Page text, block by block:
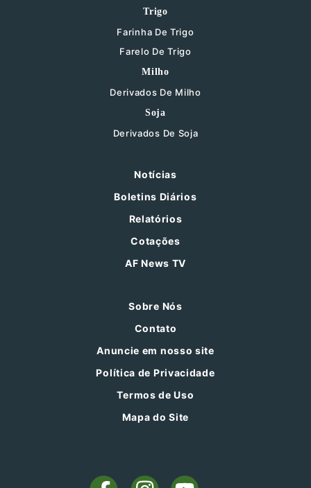
Trigo
Farinha De Trigo
Farelo De Trigo
Milho
Derivados De Milho
Soja
Derivados De Soja
Notícias
Boletins Diários
Relatórios
Cotações
AF News TV
Sobre Nós
Contato
Anuncie em nosso site
Política de Privacidade
Termos de Uso
Mapa do Site